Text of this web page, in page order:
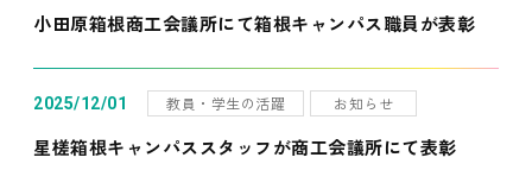
小田原箱根商工会議所にて箱根キャンパス職員が表彰
2025/12/01 教員・学生の活躍 お知らせ
星槎箱根キャンパススタッフが商工会議所にて表彰